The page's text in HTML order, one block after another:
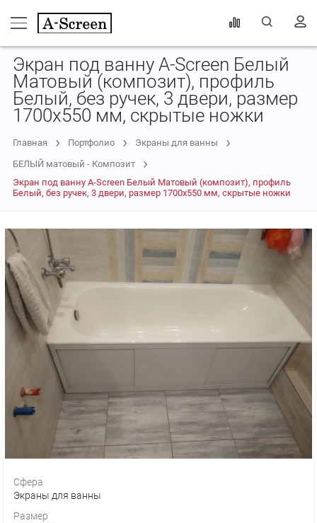
Экран под ванну A-Screen Белый
Матовый (композит), профиль
Белый, без ручек, 3 двери, размер
1700х550 мм, скрытые ножки
Главная Портфолио
Экраны для ванны
БЕЛЫЙ матовый - Композит
Экран под ванну A-Screen Белый Матовый (композит), профиль
Белый, без ручек, 3 двери, размер 1700х550 мм, скрытые ножки
Сфера
Экраны для ванны
Размер